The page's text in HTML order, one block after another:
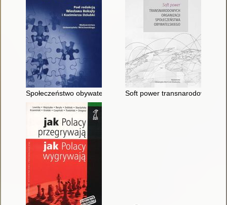
Społeczeństwo obywatelskie Soft power transnarodowych